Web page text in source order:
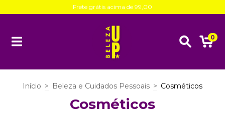
Frete grátis acima de 99,00
0
Início > Beleza e Cuidados Pessoais > Cosméticos
Cosméticos